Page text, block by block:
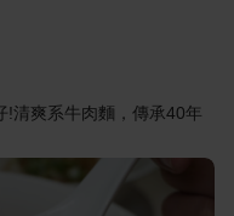
!清爽系牛肉麵，傳承40年